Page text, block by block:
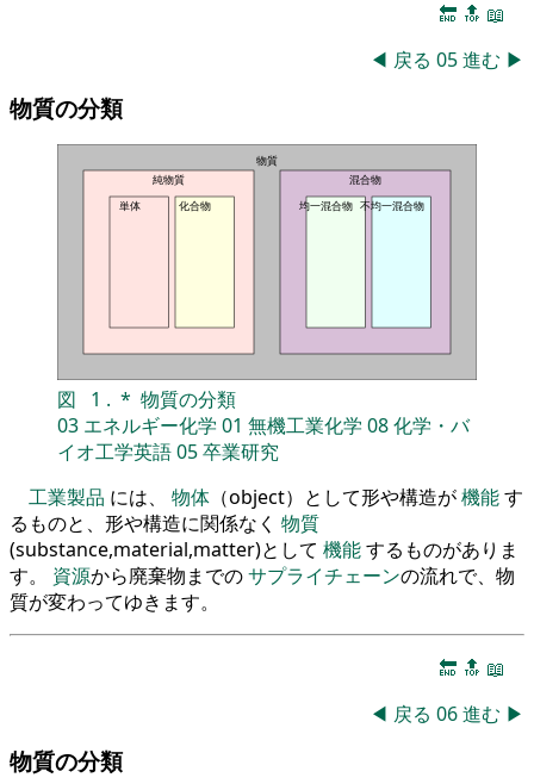
🔚 🔝 📖
◀ 戻る 05進む ▶
物質の分類
物質
純物質
単体
化合物
混合物
均一混合物 不均一混合物
図 1 . * 物質の分類
03 エネルギー化学 01 無機工業化学 08化学・バ
イオ工学英語05卒業研究
工業製品 には、 物体 （object）として形や構造が機能す
るものと、形や構造に関係なく 物質
(substance,material,matter)として 機能するものがありま
す。 資源から廃棄物までのサプライチェーンの流れで、物
質が変わってゆきます。
🔚 🔝 📖
◀ 戻る 06進む ▶
物質の分類